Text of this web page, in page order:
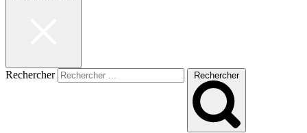
Rechercher Rechercher